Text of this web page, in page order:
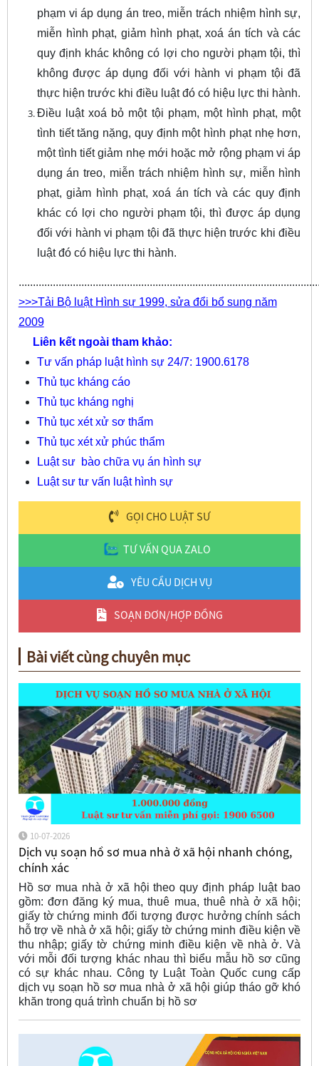
phạm vi áp dụng án treo, miễn trách nhiệm hình sự,
miễn hình phạt, giảm hình phạt, xoá án tích và các
quy định khác không có lợi cho người phạm tội, thì
không được áp dụng đối với hành vi phạm tội đã
thực hiện trước khi điều luật đó có hiệu lực thi hành.
Điều luật xoá bỏ một tội phạm, một hình phạt, một
tình tiết tăng nặng, quy định một hình phạt nhẹ hơn,
một tình tiết giảm nhẹ mới hoặc mở rộng phạm vi áp
dụng án treo, miễn trách nhiệm hình sự, miễn hình
phạt, giảm hình phạt, xoá án tích và các quy định
khác có lợi cho người phạm tội, thì được áp dụng
đối với hành vi phạm tội đã thực hiện trước khi điều
luật đó có hiệu lực thi hành.
>>>Tải Bộ luật Hình sự 1999, sửa đổi bổ sung năm
2009
Liên kết ngoài tham khảo:
Tư vấn pháp luật hình sự 24/7: 1900.6178
Thủ tục kháng cáo
Thủ tục kháng nghị
Thủ tục xét xử sơ thẩm
Thủ tục xét xử phúc thẩm
Luật sư bào chữa vụ án hình sự
Luật sư tư vấn luật hình sự
GỌI CHO LUẬT SƯ
TƯ VẤN QUA ZALO
YÊU CẦU DỊCH VỤ
SOẠN ĐƠN/HỢP ĐỒNG
Bài viết cùng chuyên mục
10-07-2026
Dịch vụ soạn hồ sơ mua nhà ở xã hội nhanh chóng,
chính xác
Hồ sơ mua nhà ở xã hội theo quy định pháp luật bao
gồm: đơn đăng ký mua, thuê mua, thuê nhà ở xã hội;
giấy tờ chứng minh đối tượng được hưởng chính sách
hỗ trợ về nhà ở xã hội; giấy tờ chứng minh điều kiện về
thu nhập; giấy tờ chứng minh điều kiện về nhà ở. Và
với mỗi đối tượng khác nhau thì biểu mẫu hồ sơ cũng
có sự khác nhau. Công ty Luật Toàn Quốc cung cấp
dịch vụ soạn hồ sơ mua nhà ở xã hội giúp tháo gỡ khó
khăn trong quá trình chuẩn bị hồ sơ